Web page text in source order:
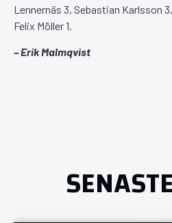
Lennernäs 3, Sebastian Karlsson
Felix Möller 1.
– Erik Malmqvist